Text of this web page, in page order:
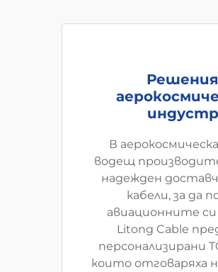
Решения
В
водещ
надежден
кабели, за да
авиационните
Litong Cable
персонализирани
които отговаряха